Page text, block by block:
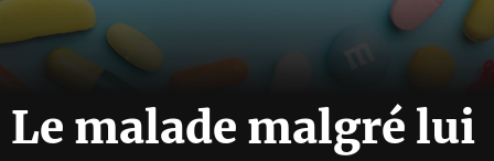
Le malade malgré lui